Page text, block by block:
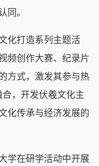
同。
打造系列主题活
频创作大赛、纪录片
方式，激发其参与热
，开发伏羲文化主
化传承与经济发展的
在研学活动中开展